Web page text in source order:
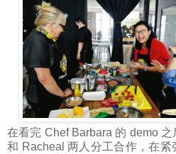
在看完 Chef Barbara 的 demo
和 Racheal 两人分工合作，在